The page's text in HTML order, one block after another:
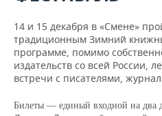
14 и 15 декабря в «Смене»
традиционным Зимний
программе, помимо
издательств со всей России,
встречи с писателями,
Билеты — единый входной на два